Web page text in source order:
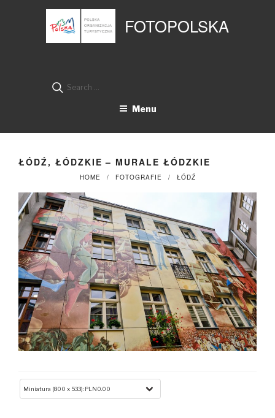
FOTOPOLSKA
Search
Menu
ŁÓDŹ, ŁÓDZKIE – MURALE ŁÓDZKIE
HOME FOTOGRAFIE ŁÓDŹ
Panel zarządzania plikami cookies